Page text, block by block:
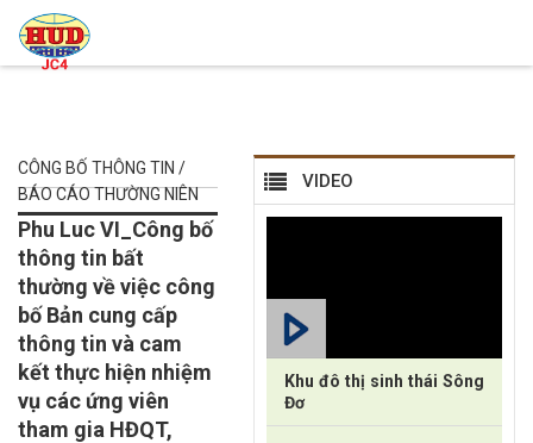
CÔNG BỐ THÔNG TIN /
BÁO CÁO THƯỜNG NIÊN
Phu Luc VI_Công bố
thông tin bất
thường về việc công
bố Bản cung cấp
thông tin và cam
kết thực hiện nhiệm
vụ các ứng viên
tham gia HĐQT,
VIDEO
Khu đô thị sinh thái Sông
Đơ